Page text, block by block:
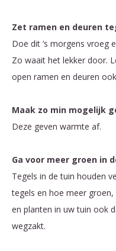
Zet ramen en deuren
Doe dit ’s morgens vroeg
Zo waait het lekker door.
open ramen en deuren
Maak zo min mogelijk
Deze geven warmte af.
Ga voor meer groen in
Tegels in de tuin houden
tegels en hoe meer
en planten in uw tuin ook
wegzakt.